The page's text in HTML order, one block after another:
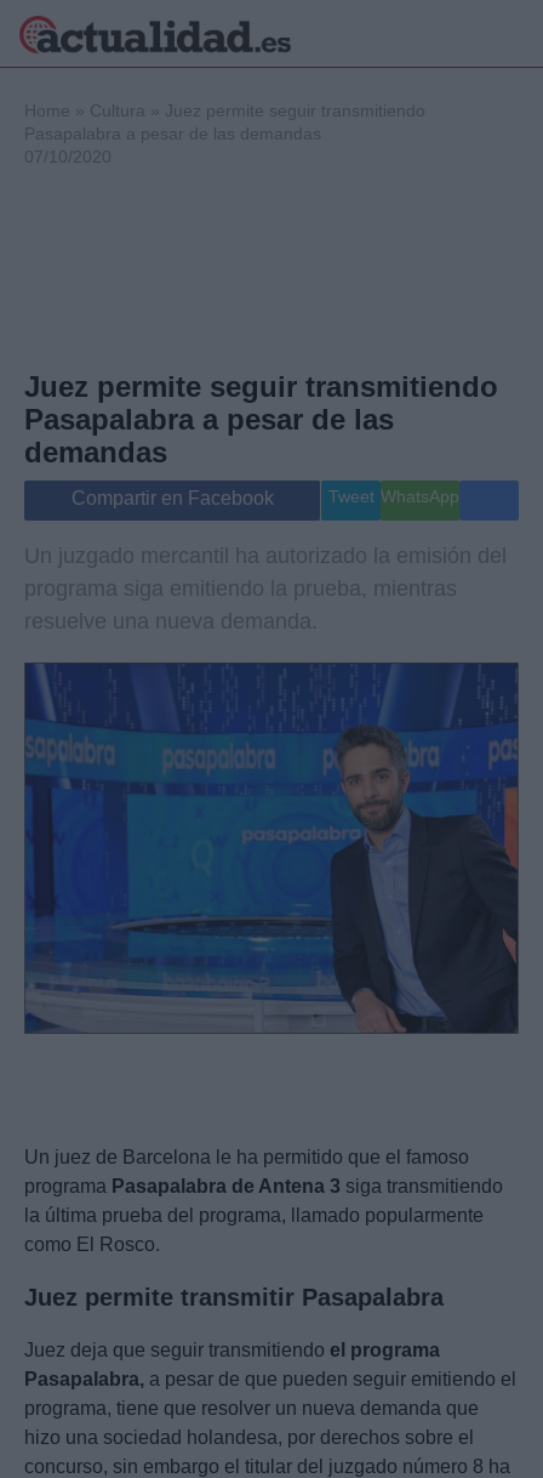
Internacional
Viajes
Gente
Musica
Home » Cultura » Juez permite seguir transmitiendo
Pasapalabra a pesar de las demandas
07/10/2020
Juez permite seguir transmitiendo
Pasapalabra a pesar de las
demandas
Compartir en Facebook Tweet WhatsApp
Un juzgado mercantil ha autorizado la emisión del
programa siga emitiendo la prueba, mientras
resuelve una nueva demanda.
Un juez de Barcelona le ha permitido que el famoso
programa Pasapalabra de Antena 3 siga transmitiendo
la última prueba del programa, llamado popularmente
como El Rosco.
Juez permite transmitir Pasapalabra
Juez deja que seguir transmitiendo el programa
Pasapalabra, a pesar de que pueden seguir emitiendo el
programa, tiene que resolver un nueva demanda que
hizo una sociedad holandesa, por derechos sobre el
concurso, sin embargo el titular del juzgado número 8 ha